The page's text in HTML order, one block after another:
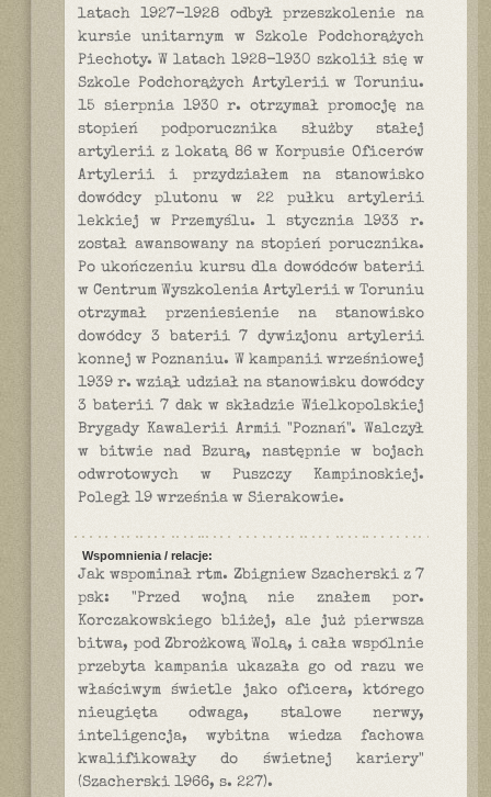
latach 1927-1928 odbył przeszkolenie na
kursie unitarnym w Szkole Podchorążych
Piechoty. W latach 1928-1930 szkolił się w
Szkole Podchorążych Artylerii w Toruniu.
15 sierpnia 1930 r. otrzymał promocję na
stopień podporucznika służby stałej
artylerii z lokatą 86 w Korpusie Oficerów
Artylerii i przydziałem na stanowisko
dowódcy plutonu w 22 pułku artylerii
lekkiej w Przemyślu. 1 stycznia 1933 r.
został awansowany na stopień porucznika.
Po ukończeniu kursu dla dowódców baterii
w Centrum Wyszkolenia Artylerii w Toruniu
otrzymał przeniesienie na stanowisko
dowódcy 3 baterii 7 dywizjonu artylerii
konnej w Poznaniu. W kampanii wrześniowej
1939 r. wziął udział na stanowisku dowódcy
3 baterii 7 dak w składzie Wielkopolskiej
Brygady Kawalerii Armii "Poznań". Walczył
w bitwie nad Bzurą, następnie w bojach
odwrotowych w Puszczy Kampinoskiej.
Poległ 19 września w Sierakowie.
Wspomnienia / relacje:
Jak wspominał rtm. Zbigniew Szacherski z 7
psk: "Przed wojną nie znałem por.
Korczakowskiego bliżej, ale już pierwsza
bitwa, pod Zbrożkową Wolą, i cała wspólnie
przebyta kampania ukazała go od razu we
właściwym świetle jako oficera, którego
nieugięta odwaga, stalowe nerwy,
inteligencja, wybitna wiedza fachowa
kwalifikowały do świetnej kariery"
(Szacherski 1966, s. 227).